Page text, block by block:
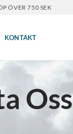
ÖVER 750 SEK
KONTAKT
Oss